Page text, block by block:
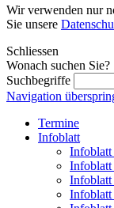
Wir verwenden nur
Sie unsere
Schliessen
Wonach suchen Sie?
Suchbegriffe
Navigation
Termine
Infoblatt
Infoblatt
Infoblatt
Infoblatt
Infoblatt